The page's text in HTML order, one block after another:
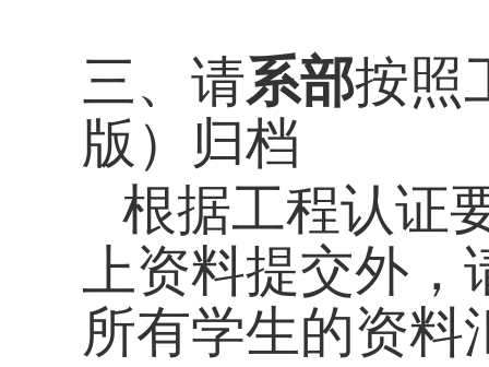
三、请系部按照
版）归档
根据工程认证
上资料提交外
所有学生的资料